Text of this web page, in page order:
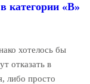
категории «В»
хотелось бы
отказать в
либо просто